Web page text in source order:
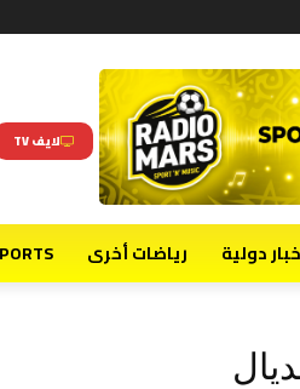
لايف TV
دولية رياضات أخرى